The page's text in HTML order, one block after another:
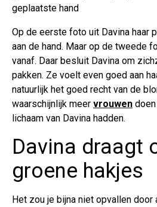
geplaatste hand
Op de eerste foto uit Davina haar
aan de hand. Maar op de tweede
vanaf. Daar besluit Davina om
pakken. Ze voelt even goed aan
natuurlijk het goed recht van de
waarschijnlijk meer vrouwen
lichaam van Davina hadden.
Davina draagt
groene hakjes
Het zou je bijna niet opvallen